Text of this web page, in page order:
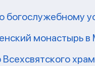
богослужебному
монастырь в